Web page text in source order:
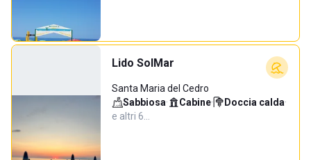
Lido SolMar
Santa Maria del Cedro
Sabbiosa· Cabine· Doccia calda·
e altri 6…